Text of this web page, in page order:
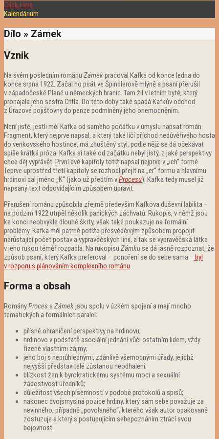
Click Here
Kalendárium
Dílo » Zámek
Vznik
Na svém posledním románu Zámekpracoval Kafka od konce ledna do
konce srpna 1922. Začal ho psát ve Špindlerově mlýně a psaní přerušil
v západočeské Plané u německých hranic. Tam žil v letním bytě, který
pronajala jeho sestra Ottla. Do této doby také spadá Kafkův odchod
z Úrazové pojišťovny do penze podmíněný jeho onemocněním.
Není jisté, jestli měl Kafka od samého počátku v úmyslu napsat román.
Fragment, který nejprve napsal, a který také líčí příchod nedůvěřivého hosta
do venkovského hostince, má zhuštěný styl, podle nějž se dá očekávat
spíše krátká próza. Kafka si také od začátku nebyl jistý, z jaké perspektivy
chce děj vyprávět. První dvě kapitoly totiž napsal nejprve v „ich“ formě.
Teprve uprostřed třetí kapitoly se rozhodl přejít na „er“ formu a hlavnímu
hrdinovi dal jméno „K“ (jako už předtím vProcesu). Kafka tedy musel již
napsaný text odpovídajícím způsobem upravit.
Přerušení románu způsobila zřejmě především Kafkova duševní labilita –
na podzim 1922 utrpěl několik panických záchvatů. Rukopis, v němž jsou
ke konci neobvykle dlouhé škrty, však také poukazuje na formální
problémy. Kafka měl patrně potíže přesvědčivým způsobem propojit
narůstající počet postav a vypravěčských linií, a tak se vypravěčská látka
v jeho rukou téměř rozpadla. Na rukopisu Zámku se dá jasně rozpoznat, že
způsob psaní, který Kafka preferoval – ponoření se do sebe sama – byl
v rozporu s plánováním komplexního románu.
Forma a obsah
RományProces aZámekjsou spolu v úzkém spojení a mají mnoho
tematických a formálních paralel:
přísné ohraničení perspektivy na hrdinovu;
hrdinovo v podstatě asociální jednání vůči ostatním lidem, vždy
řízené vlastními zájmy;
jeho boj s neprůhlednými, zdánlivě všemocnými úřady, jejichž
nejvyšší představitelé zůstanou neodhaleni;
blízkost žen k byrokratickému systému moci a sexuální
žádostivost úředníků;
důležitost všech písemností v podobě protokolů a spisů;
nakonec dvojsmyslná pozice hrdiny, který sám sebe považuje za
nevinného, případně „povolaného“, kterého však autor opakovaně
zostuzuje a který s postupujícím sebepoznáním ztrácí svou
bojovnost.